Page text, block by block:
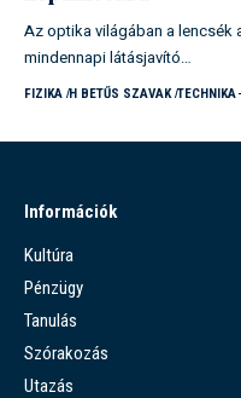
Az optika világában a lencsék
mindennapi látásjavító…
FIZIKA H BETŰS SZAVAK TECHNIKA
Információk
Kultúra
Pénzügy
Tanulás
Szórakozás
Utazás